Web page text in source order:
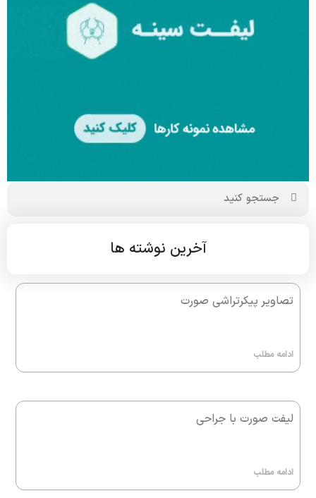
آخرین نوشته ها
تصاویر پیکرتراشی صورت
ادامه مطلب
لیفت صورت با جراحی
ادامه مطلب